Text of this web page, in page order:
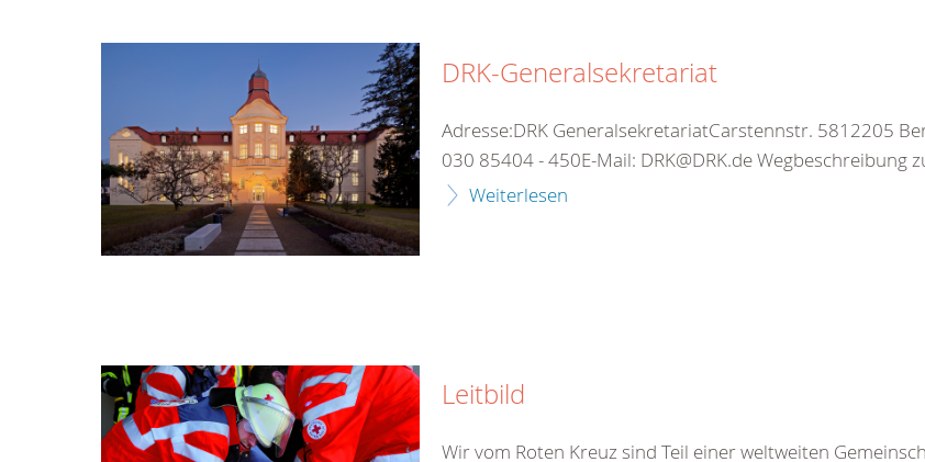
DRK-Generalsekretariat
Adresse:DRK GeneralsekretariatCarstennstr. 5812205
030 85404 - 450E-Mail: DRK@DRK.de Wegbeschreibung
Weiterlesen
Leitbild
Wir vom Roten Kreuz sind Teil einer weltweiten